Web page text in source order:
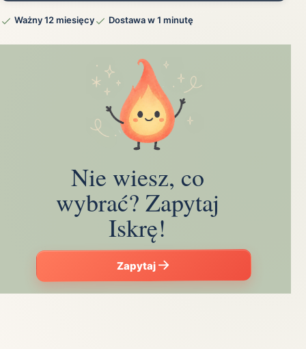
Ważny 12 miesięcy Dostawa w 1 minutę
Nie wiesz, co
wybrać? Zapytaj
Iskrę!
Zapytaj